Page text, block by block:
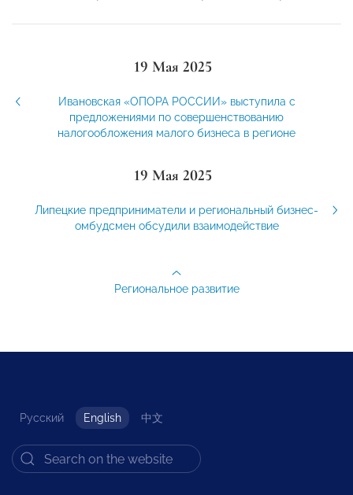
19 Мая 2025
Ивановская «ОПОРА РОССИИ» выступила с
предложениями по совершенствованию
налогообложения малого бизнеса в регионе
19 Мая 2025
Липецкие предприниматели и региональный бизнес-
омбудсмен обсудили взаимодействие
Региональное развитие
Русский English 中文